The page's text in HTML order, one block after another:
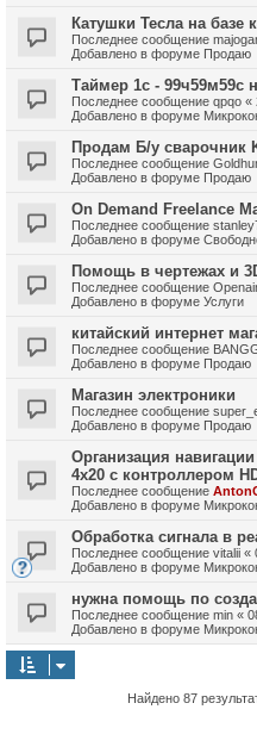
Катушки Тесла на базе
Последнее сообщение
Добавлено в форуме Продаю
Таймер 1с - 99ч59м59с
Последнее сообщение qpqo «
Добавлено в форуме
Продам Б/у сварочник
Последнее сообщение
Добавлено в форуме Продаю
On Demand Freelance
Последнее сообщение
Добавлено в форуме
Помощь в чертежах и
Последнее сообщение
Добавлено в форуме Услуги
китайский интернет
Последнее сообщение
Добавлено в форуме Продаю
Магазин электроники
Последнее сообщение
Добавлено в форуме Продаю
Организация
4х20 с контроллером
Последнее сообщение
Добавлено в форуме
Обработка сигнала в
Последнее сообщение vitalii «
Добавлено в форуме
нужна помощь по
Последнее сообщение min «
Добавлено в форуме
Найдено 87